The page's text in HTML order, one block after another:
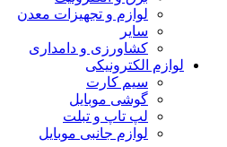
لوازم و تجهیزات معدن
سایر
کشاورزی و دامداری
لوازم الکترونیکی
سیم کارت
گوشی موبایل
لپ تاپ و تبلت
لوازم جانبی موبایل